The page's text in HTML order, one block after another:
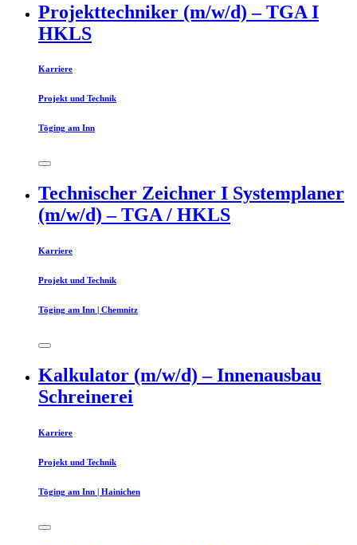
Projekttechniker (m/w/d) – TGA I
HKLS
Karriere
Projekt und Technik
Töging am Inn
Technischer Zeichner I Systemplaner
(m/w/d) – TGA / HKLS
Karriere
Projekt und Technik
Töging am Inn | Chemnitz
Kalkulator (m/w/d) – Innenausbau
Schreinerei
Karriere
Projekt und Technik
Töging am Inn | Hainichen